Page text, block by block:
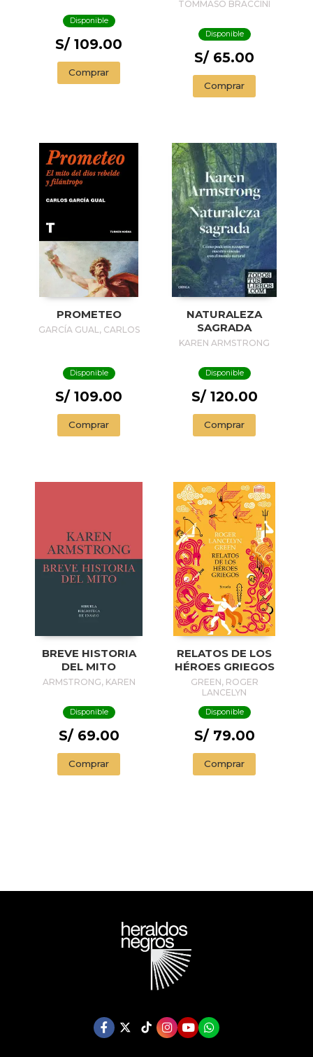
Disponible
S/ 109.00
Comprar
TOMMASO BRACCINI
Disponible
S/ 65.00
Comprar
PROMETEO
GARCÍA GUAL, CARLOS
Disponible
S/ 109.00
Comprar
NATURALEZA
SAGRADA
KAREN ARMSTRONG
Disponible
S/ 120.00
Comprar
BREVE HISTORIA
DEL MITO
ARMSTRONG, KAREN
Disponible
S/ 69.00
Comprar
RELATOS DE LOS
HÉROES GRIEGOS
GREEN, ROGER
LANCELYN
Disponible
S/ 79.00
Comprar